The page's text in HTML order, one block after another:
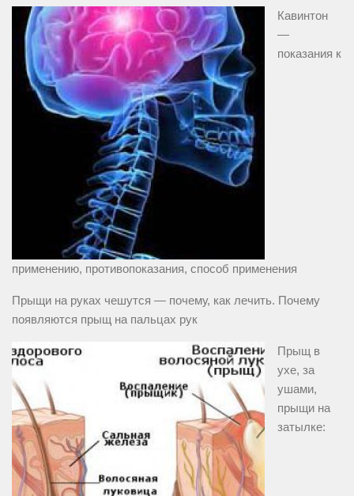
Кавинтон
—
показания к
применению, противопоказания, способ применения
Прыщи на руках чешутся — почему, как лечить. Почему
появляются прыщ на пальцах рук
Прыщ в
ухе, за
ушами,
прыщи на
затылке: